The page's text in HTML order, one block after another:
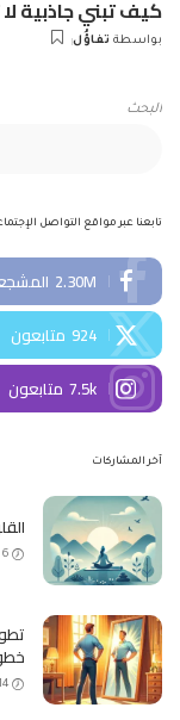
كيف تبني جاذبية
بواسطة تفاؤُل
البحث
تابعنا عبر مواقع التواصل
2.30M
924 متابعون
7.5k متابعون
آخر المشاركات
6 يناير 2025
14 يناير 2024